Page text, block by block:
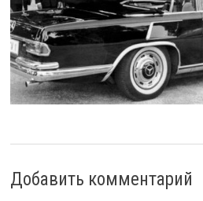
Добавить комментарий